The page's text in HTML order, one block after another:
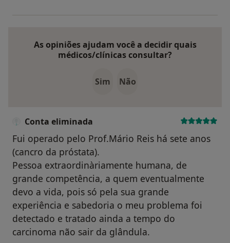
As opiniões ajudam você a decidir quais
médicos/clínicas consultar?
Sim Não
Conta eliminada
Fui operado pelo Prof.Mário Reis há sete anos
(cancro da próstata).
Pessoa extraordinàriamente humana, de
grande competência, a quem eventualmente
devo a vida, pois só pela sua grande
experiência e sabedoria o meu problema foi
detectado e tratado ainda a tempo do
carcinoma não sair da glândula.